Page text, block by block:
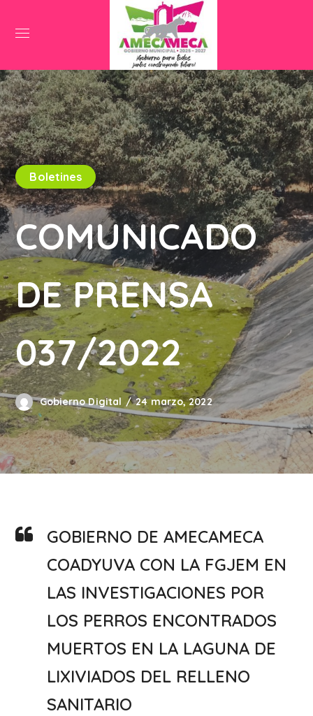
Boletines
COMUNICADO
DE PRENSA
037/2022
Gobierno Digital 24 marzo, 2022
GOBIERNO DE AMECAMECA
COADYUVA CON LA FGJEM EN
LAS INVESTIGACIONES POR
LOS PERROS ENCONTRADOS
MUERTOS EN LA LAGUNA DE
LIXIVIADOS DEL RELLENO
SANITARIO